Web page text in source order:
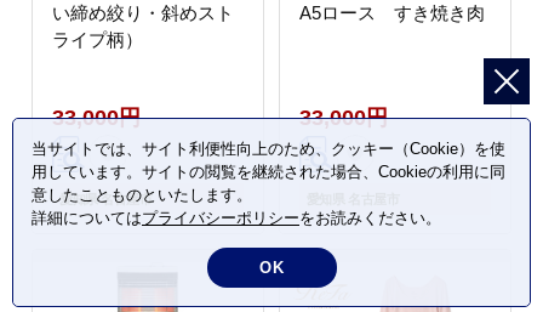
い締め絞り・斜めスト
ライプ柄）
33,000円
愛知県 名古屋市
A5ロース すき焼き肉
33,000円
当サイトでは、サイト利便性向上のため、クッキー（Cookie）を使
用しています。サイトの閲覧を継続された場合、Cookieの利用に同
意したことものといたします。
詳細についてはプライバシーポリシーをお読みください。
OK